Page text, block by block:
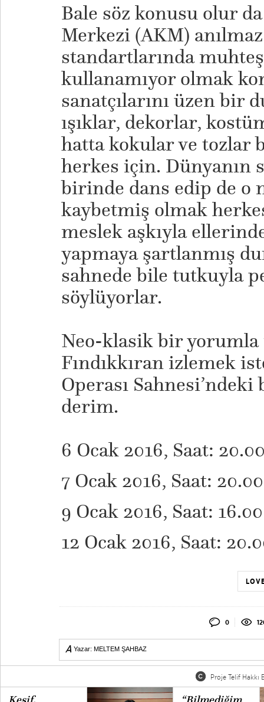
Bale söz konusu olur
Merkezi (AKM)
standartlarında
kullanamıyor olmak
sanatçılarını üzen bir
ışıklar, dekorlar,
hatta kokular ve tozlar
herkes için. Dünyanın
birinde dans edip de o
kaybetmiş olmak
meslek aşkıyla
yapmaya şartlanmış
sahnede bile tutkuyla
söylüyorlar.
Neo-klasik bir
Fındıkkıran izlemek
Operası
derim.
6 Ocak 2016, Saat:
7 Ocak 2016, Saat: 20.00
9 Ocak 2016, Saat: 16.00
12 Ocak 2016, Saat:
0
Yazar: MELTEM ŞAHBAZ
Proje Telif Hakkı